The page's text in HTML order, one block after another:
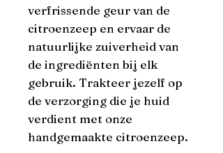
verfrissende geur van de
citroenzeep en ervaar de
natuurlijke zuiverheid van
de ingrediënten bij elk
gebruik. Trakteer jezelf op
de verzorging die je huid
verdient met onze
handgemaakte citroenzeep.